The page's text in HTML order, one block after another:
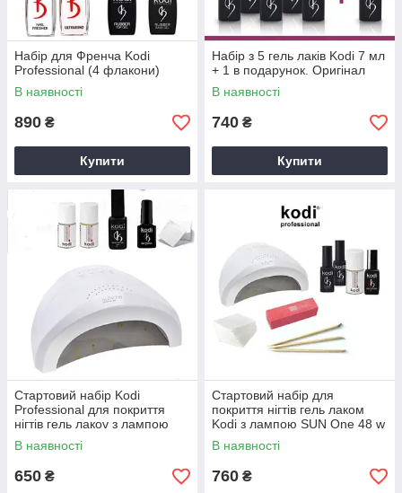
Набір для Френча Kodi
Professional (4 флакони)
В наявності
890 ₴
Купити
Набір з 5 гель лаків Kodi 7 мл
+ 1 в подарунок. Оригінал
В наявності
740 ₴
Купити
Стартовий набір Kodi
Professional для покриття
нігтів гель лакоv з лампою
Sun One 48 w "№31"
Оригінал
В наявності
650 ₴
Стартовий набір для
покриття нігтів гель лаком
Kodi з лампою SUN One 48 w
"No14"
В наявності
760 ₴